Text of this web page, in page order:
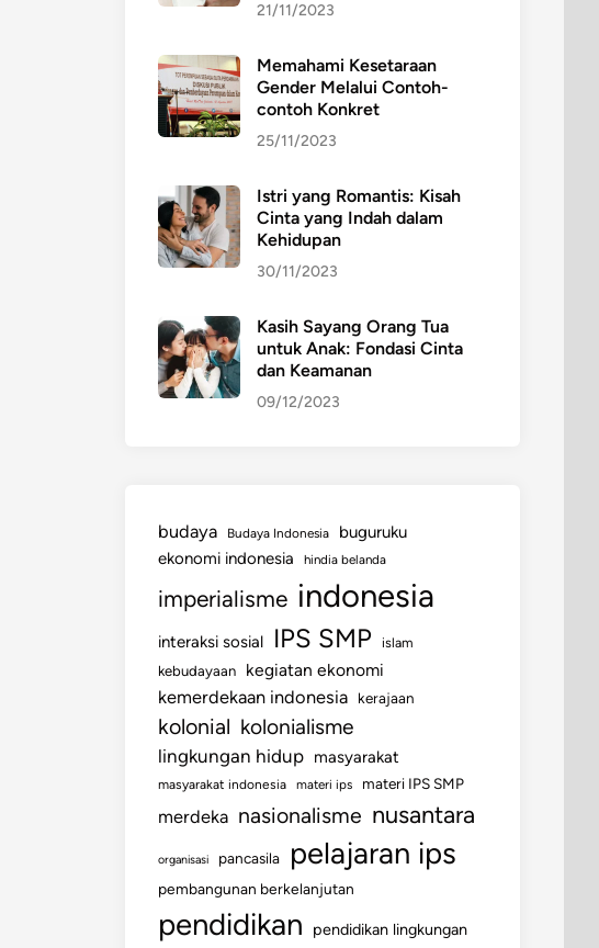
21/11/2023
Memahami Kesetaraan
Gender Melalui Contoh-
contoh Konkret
25/11/2023
Istri yang Romantis: Kisah
Cinta yang Indah dalam
Kehidupan
30/11/2023
Kasih Sayang Orang Tua
untuk Anak: Fondasi Cinta
dan Keamanan
09/12/2023
budaya Budaya Indonesia
buguruku
ekonomi indonesia
hindia belanda
imperialisme indonesia
interaksi sosial IPS SMP
islam
kebudayaan
kegiatan ekonomi
kemerdekaan indonesia kerajaan
kolonial kolonialisme
lingkungan hidup masyarakat
masyarakat indonesia materi ips materi IPS SMP
merdeka nasionalisme nusantara
organisasi pancasila pelajaran ips
pembangunan berkelanjutan
pendidikan pendidikan lingkungan